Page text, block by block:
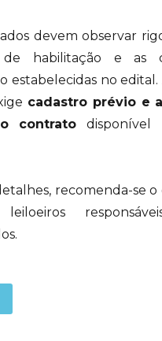
devem observar
de habilitação e as
estabelecidas no
cadastro prévio e
contrato disponível
recomenda-se